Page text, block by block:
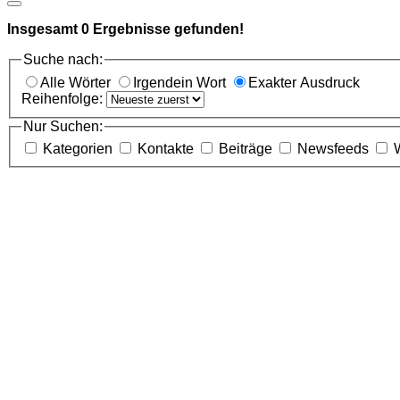
Insgesamt 0 Ergebnisse gefunden!
Suche nach:
Alle Wörter
Irgendein Wort
Exakter Ausdruck
Reihenfolge:
Nur Suchen:
Kategorien
Kontakte Beiträge Newsfeeds